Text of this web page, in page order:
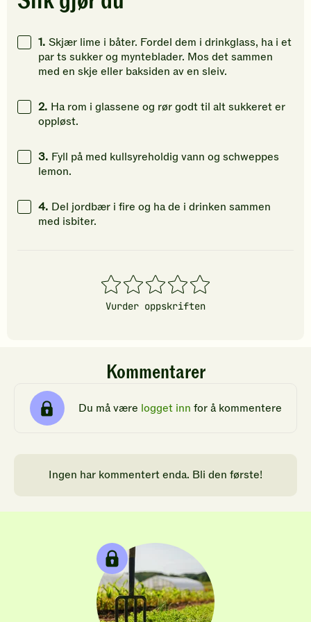
Klikk
å
gi
vurdering.
å
gi
din
vurdering.
gi
din
1. Skjær lime i båter. Fordel dem i drinkglass, ha i et
par ts sukker og mynteblader. Mos det sammen
med en skje eller baksiden av en sleiv.
2. Ha rom i glassene og rør godt til alt sukkeret er
oppløst.
3. Fyll på med kullsyreholdig vann og schweppes
lemon.
4. Del jordbær i fire og ha de i drinken sammen
med isbiter.
1
stjerner
2
stjerner
3
stjerner
4
stjerner
5
stjerner
Vurder oppskriften
Kommentarer
Du må være logget inn for å kommentere
Ingen har kommentert enda. Bli den første!